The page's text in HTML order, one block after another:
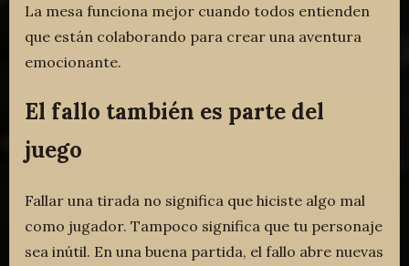
La mesa funciona mejor cuando todos entienden
que están colaborando para crear una aventura
emocionante.
El fallo también es parte del
juego
Fallar una tirada no significa que hiciste algo mal
como jugador. Tampoco significa que tu personaje
sea inútil. En una buena partida, el fallo abre nuevas